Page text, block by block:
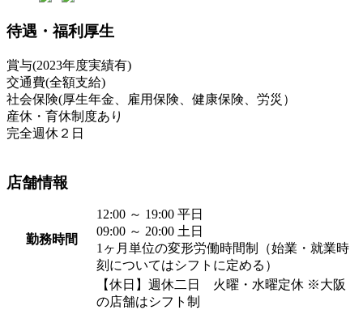
待遇・福利厚生
賞与(2023年度実績有)
交通費(全額支給)
社会保険(厚生年金、雇用保険、健康保険、労災）
産休・育休制度あり
完全週休２日
店舗情報
勤務時間
12:00 ～ 19:00 平日
09:00 ～ 20:00 土日
1ヶ月単位の変形労働時間制（始業・就業時
刻についてはシフトに定める）
【休日】週休二日 火曜・水曜定休 ※大阪
の店舗はシフト制